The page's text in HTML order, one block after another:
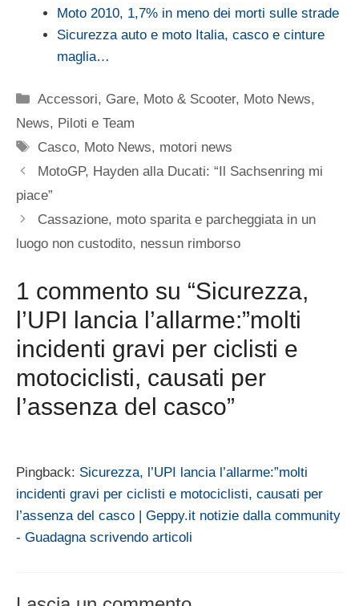
Moto 2010, 1,7% in meno dei morti sulle strade
Sicurezza auto e moto Italia, casco e cinture
maglia…
Categorie
Accessori, Gare, Moto & Scooter, Moto News,
News, Piloti e Team
Tag
Casco, Moto News, motori news
MotoGP, Hayden alla Ducati: “Il Sachsenring mi
piace”
Cassazione, moto sparita e parcheggiata in un
luogo non custodito, nessun rimborso
1 commento su “Sicurezza,
l’UPI lancia l’allarme:”molti
incidenti gravi per ciclisti e
motociclisti, causati per
l’assenza del casco”
Pingback: Sicurezza, l’UPI lancia l’allarme:”molti
incidenti gravi per ciclisti e motociclisti, causati per
l’assenza del casco | Geppy.it notizie dalla community
- Guadagna scrivendo articoli